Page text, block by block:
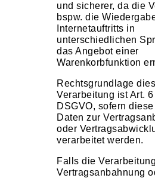
und sicherer, da die
bspw. die
Internetauftritts in
unterschiedlichen
das Angebot einer
Warenkorbfunktion
Rechtsgrundlage
Verarbeitung ist Art.
DSGVO, sofern
Daten zur
oder
verarbeitet werden.
Falls die
Vertragsanbahnung